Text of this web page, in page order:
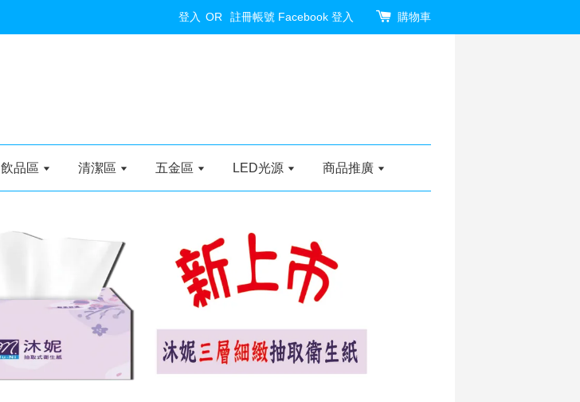
登入 OR 註冊帳號 Facebook 登入 購物車
飲品區 清潔區 五金區 LED光源 商品推廣